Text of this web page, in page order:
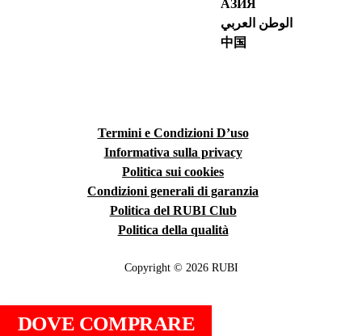
DOVE COMPRARE
АЗИЯ
الوطن العربي
中国
Termini e Condizioni D’uso
Informativa sulla privacy
Politica sui cookies
Condizioni generali di garanzia
Politica del RUBI Club
Politica della qualità
Copyright © 2026 RUBI